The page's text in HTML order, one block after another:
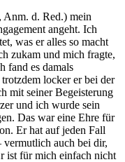
Anm. d. Red.) mein
angeht. Ich
was er alles so macht
zukam und mich fragte,
fand es damals
locker er bei der
mit seiner Begeisterung
und ich wurde sein
Das war eine Ehre für
Er hat auf jeden Fall
vermutlich auch bei dir,
ist für mich einfach nicht